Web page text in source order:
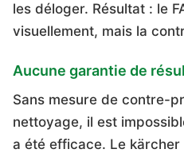
les déloger. Résultat : le
visuellement, mais la
Aucune garantie de
Sans mesure de contre-
nettoyage, il est
a été efficace. Le